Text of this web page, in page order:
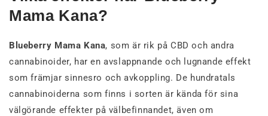
Mama Kana?
Blueberry Mama Kana, som är rik på CBD och andra
cannabinoider, har en avslappnande och lugnande effekt
som främjar sinnesro och avkoppling. De hundratals
cannabinoiderna som finns i sorten är kända för sina
välgörande effekter på välbefinnandet, även om